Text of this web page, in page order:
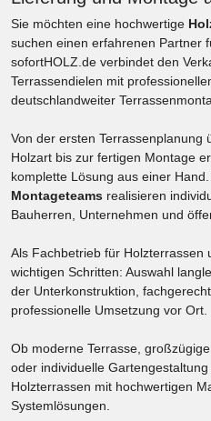
Sie möchten eine hochwertige
suchen einen erfahrenen Partner
sofortHOLZ.de verbindet den
Terrassendielen mit
deutschlandweiter
Von der ersten Terrassenplanung
Holzart bis zur fertigen Montage
komplette Lösung aus einer Hand.
Montageteams realisieren
Bauherren, Unternehmen und
Als Fachbetrieb für Holzterrassen
wichtigen Schritten: Auswahl
der Unterkonstruktion,
professionelle Umsetzung vor Ort.
Ob moderne Terrasse,
oder individuelle
Holzterrassen mit hochwertigen
Systemlösungen.